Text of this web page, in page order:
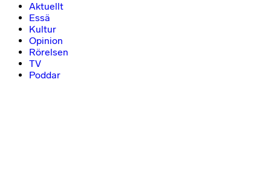
Aktuellt
Essä
Kultur
Opinion
Rörelsen
TV
Poddar